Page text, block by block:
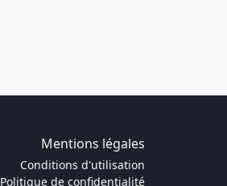
Mentions légales
Conditions d'utilisation
Politique de confidentialité